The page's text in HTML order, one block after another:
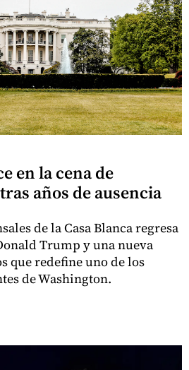
en la cena de
años de ausencia
de la Casa Blanca regresa
Trump y una nueva
que redefine uno de los
de Washington.